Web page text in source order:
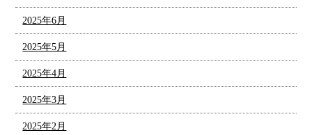
2025年6月
2025年5月
2025年4月
2025年3月
2025年2月